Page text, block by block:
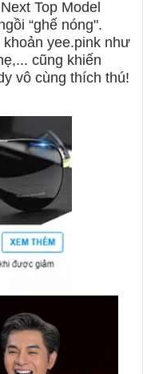
Top Model
“ghế nóng".
khoản yee.pink như
cũng khiến
vô cùng thích thú!